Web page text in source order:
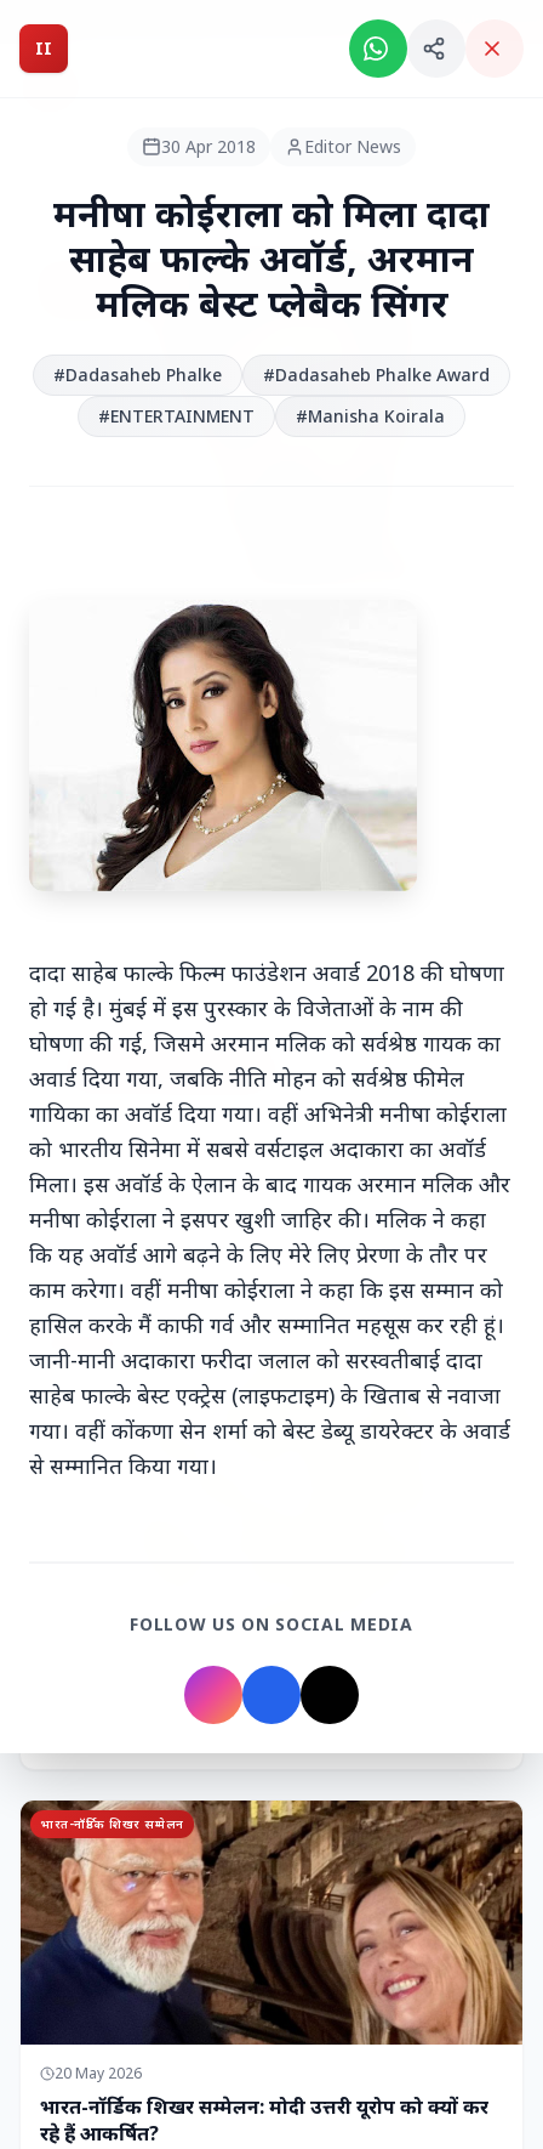
Breaking News: Intelligent India Magazine is now live.
II
HEADLINES
TOP STORIES
7 Jun 2026
अंशुल कुंचा कौन थे? अमेरिका में
'फर्जी' पिज्जा ऑर्डर डिलीवर करते हुए
भारतीय युवक की गोली मारकर हत्या,
परिवार का आरोप - "ट्रैप था"
आरोप - "ट्रैप था" एक चौंकान...
Read Full Story
Top Stories
गोंद कतिरा वेलनेस ड्रिंक — पेट की सेहत के लिए रात भर का
भारत-नॉर्डिक शिखर सम्मेलन
20 May 2026
भारत-नॉर्डिक शिखर सम्मेलन: मोदी उत्तरी यूरोप को क्यों कर
रहे हैं आकर्षित?
II
30 Apr 2018 Editor News
मनीषा कोईराला को मिला दादा
साहेब फाल्के अवॉर्ड, अरमान
मलिक बेस्ट प्लेबैक सिंगर
#‪Dadasaheb Phalke‬‬
#‪Dadasaheb Phalke Award‬
#ENTERTAINMENT
#Manisha Koirala
दादा साहेब फाल्के फिल्म फाउंडेशन अवार्ड 2018 की घोषणा
हो गई है। मुंबई में इस पुरस्कार के विजेताओं के नाम की
घोषणा की गई, जिसमे अरमान मलिक को सर्वश्रेष्ठ गायक का
अवार्ड दिया गया, जबकि नीति मोहन को सर्वश्रेष्ठ फीमेल
गायिका का अवॉर्ड दिया गया। वहीं अभिनेत्री मनीषा कोईराला
को भारतीय सिनेमा में सबसे वर्सटाइल अदाकारा का अवॉर्ड
मिला। इस अवॉर्ड के ऐलान के बाद गायक अरमान मलिक और
मनीषा कोईराला ने इसपर खुशी जाहिर की। मलिक ने कहा
कि यह अवॉर्ड आगे बढ़ने के लिए मेरे लिए प्रेरणा के तौर पर
काम करेगा। वहीं मनीषा कोईराला ने कहा कि इस सम्मान को
हासिल करके मैं काफी गर्व और सम्मानित महसूस कर रही हूं।
जानी-मानी अदाकारा फरीदा जलाल को सरस्वतीबाई दादा
साहेब फाल्के बेस्ट एक्ट्रेस (लाइफटाइम) के खिताब से नवाजा
गया। वहीं कोंकणा सेन शर्मा को बेस्ट डेब्यू डायरेक्टर के अवार्ड
से सम्मानित किया गया।
FOLLOW US ON SOCIAL MEDIA